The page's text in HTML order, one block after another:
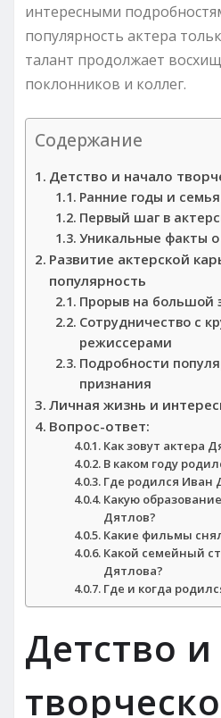
интересными
популярность актера
талант продолжает
поклонников и коллег.
Содержание
Детство и начало
Ранние годы и семья
Первый шаг в
Уникальные факты о
Развитие актерской
популярность
Прорыв на большой
Сотрудничество с
режиссерами
Подробности
признания
Личная жизнь и
Вопрос-ответ:
Как зовут актера
В каком году
Где родился Иван
Какую
Дятлов?
Какие фильмы
Какой семейный
Дятлова?
Где и когда
Детство